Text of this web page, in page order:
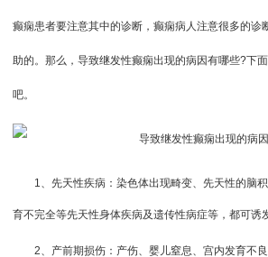
癫痫患者要注意其中的诊断，癫痫病人注意很多的诊
助的。那么，导致继发性癫痫出现的病因有哪些?下
吧。
1、先天性疾病：染色体出现畸变、先天性的脑
育不完全等先天性身体疾病及遗传性病症等，都可诱
2、产前期损伤：产伤、婴儿窒息、宫内发育不